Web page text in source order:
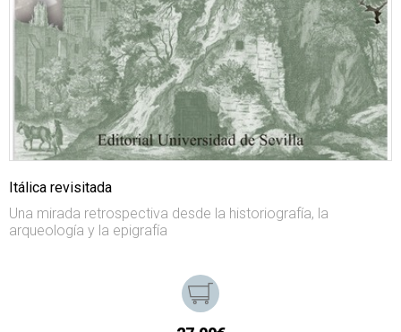
Itálica revisitada
Una mirada retrospectiva desde la historiografía, la
arqueología y la epigrafía